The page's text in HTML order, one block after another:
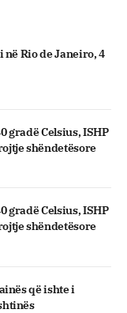
Rio de Janeiro, 4
gradë Celsius, ISHP
shëndetësore
gradë Celsius, ISHP
shëndetësore
që ishte i